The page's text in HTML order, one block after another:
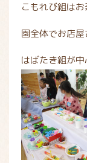
こもれび組はお
園全体でお店屋
はばたき組が中